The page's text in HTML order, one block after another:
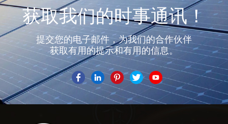
获取我们的时事通讯！
提交您的电子邮件，为我们的合作伙伴
获取有用的提示和有用的信息。